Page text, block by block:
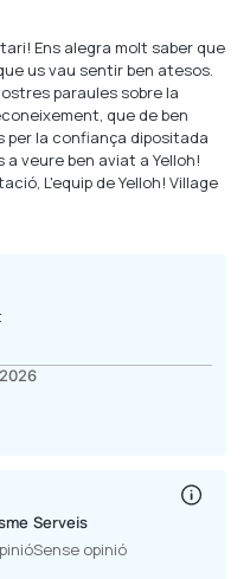
Ens alegra molt saber que
us vau sentir ben atesos.
paraules sobre la
que de ben
per la confiança dipositada
veure ben aviat a Yelloh!
L'equip de Yelloh! Village
Serveis
Sense opinió